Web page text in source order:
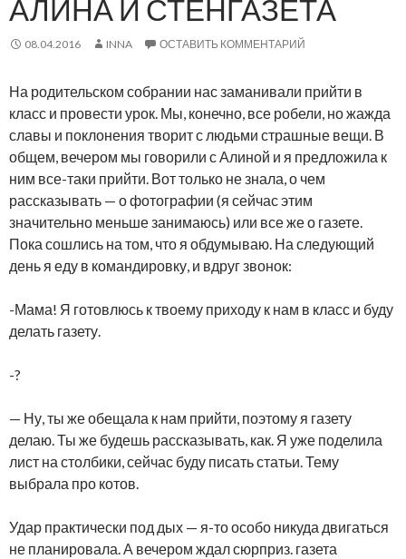
АЛИНА И СТЕНГАЗЕТА
08.04.2016 INNA ОСТАВИТЬ КОММЕНТАРИЙ
На родительском собрании нас заманивали прийти в
класс и провести урок. Мы, конечно, все робели, но жажда
славы и поклонения творит с людьми страшные вещи. В
общем, вечером мы говорили с Алиной и я предложила к
ним все-таки прийти. Вот только не знала, о чем
рассказывать — о фотографии (я сейчас этим
значительно меньше занимаюсь) или все же о газете.
Пока сошлись на том, что я обдумываю. На следующий
день я еду в командировку, и вдруг звонок:
-Мама! Я готовлюсь к твоему приходу к нам в класс и буду
делать газету.
-?
— Ну, ты же обещала к нам прийти, поэтому я газету
делаю. Ты же будешь рассказывать, как. Я уже поделила
лист на столбики, сейчас буду писать статьи. Тему
выбрала про котов.
Удар практически под дых — я-то особо никуда двигаться
не планировала. А вечером ждал сюрприз. газета